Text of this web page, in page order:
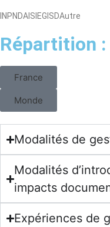
INPNDAISIEGISDAutre
Répartition :
France
Monde
Modalités de
Modalités
impacts
Expériences de